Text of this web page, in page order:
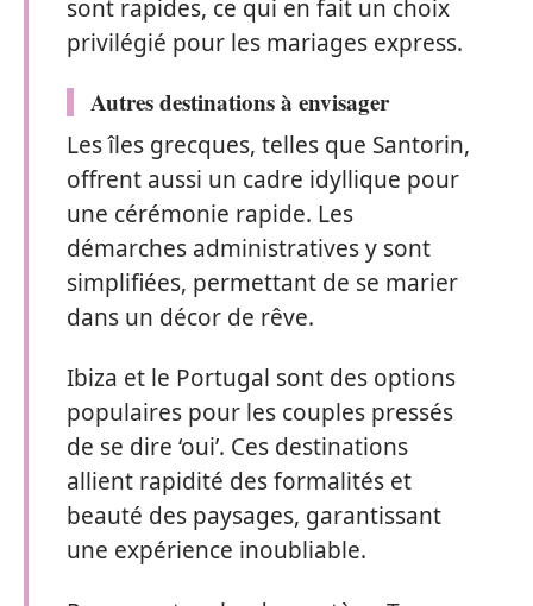
sont rapides, ce qui en fait un choix
privilégié pour les mariages express.
Autres destinations à envisager
Les îles grecques, telles que Santorin,
offrent aussi un cadre idyllique pour
une cérémonie rapide. Les
démarches administratives y sont
simplifiées, permettant de se marier
dans un décor de rêve.
Ibiza et le Portugal sont des options
populaires pour les couples pressés
de se dire ‘oui’. Ces destinations
allient rapidité des formalités et
beauté des paysages, garantissant
une expérience inoubliable.